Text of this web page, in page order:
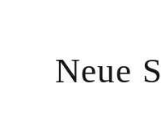
Neue